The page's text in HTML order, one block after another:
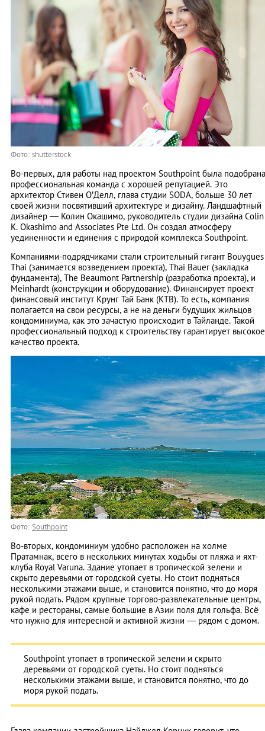
Фото: shutterstock
Во-первых, для работы над проектом Southpoint была подобрана
профессиональная команда с хорошей репутацией. Это
архитектор Стивен О’Делл, глава студии SODA, больше 30 лет
своей жизни посвятивший архитектуре и дизайну. Ландшафтный
дизайнер — Колин Окашимо, руководитель студии дизайна Colin
K. Okashimo and Associates Pte Ltd. Он создал атмосферу
уединенности и единения с природой комплекса Southpoint.
Компаниями-подрядчиками стали строительный гигант Bouygues
Thai (занимается возведением проекта), Thai Bauer (закладка
фундамента), The Beaumont Partnership (разработка проекта), и
Meinhardt (конструкции и оборудование). Финансирует проект
финансовый институт Крунг Тай Банк (КТВ). То есть, компания
полагается на свои ресурсы, а не на деньги будущих жильцов
кондоминиума, как это зачастую происходит в Тайланде. Такой
профессиональный подход к строительству гарантирует высокое
качество проекта.
Фото: Southpoint
Во-вторых, кондоминиум удобно расположен на холме
Пратамнак, всего в нескольких минутах ходьбы от пляжа и яхт-
клуба Royal Varuna. Здание утопает в тропической зелени и
скрыто деревьями от городской суеты. Но стоит подняться
несколькими этажами выше, и становится понятно, что до моря
рукой подать. Рядом крупные торгово-развлекательные центры,
кафе и рестораны, самые большие в Азии поля для гольфа. Всё
что нужно для интересной и активной жизни — рядом с домом.
Southpoint утопает в тропической зелени и скрыто
деревьями от городской суеты. Но стоит подняться
несколькими этажами выше, и становится понятно, что до
моря рукой подать.